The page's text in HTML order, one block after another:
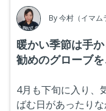
By今村（イマム
暖かい季節は手
勧めのグローブ
4月も下旬に入り、
ばむ日があったり